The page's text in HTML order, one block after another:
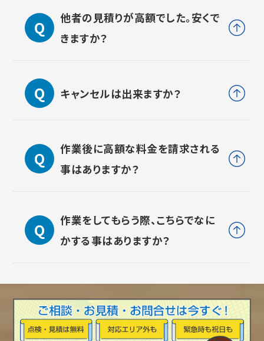
他者の見積りが高額でした。安くで
きますか？
キャンセルは出来ますか？
作業後に高額な料金を請求される
事はありますか？
作業をしてもらう際、こちらでなに
かする事はありますか？